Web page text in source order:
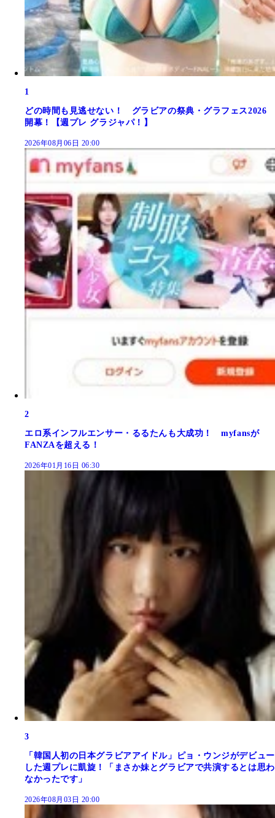
1
どの時間も見逃せない！ グラビアの祭典・グラフェス2026
開幕！【週プレ グラジャパ！】
2026年08月06日 20:00
2
エロ系インフルエンサー・るるたんも大成功！ myfansが
FANZAを超える！
2026年01月16日 06:30
3
「韓国人初の日本グラビアアイドル」ピョ・ウンジがデビュー
した週プレに凱旋！「まさか妹とグラビアで共演するとは思わ
なかったです」
2026年08月03日 20:00